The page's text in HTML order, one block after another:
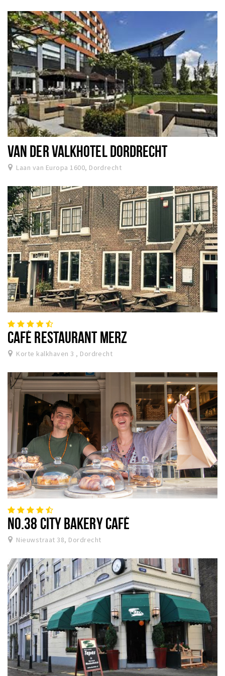
VAN DER VALKHOTEL DORDRECHT
Laan van Europa 1600, Dordrecht
CAFÉ RESTAURANT MERZ
Korte kalkhaven 3 , Dordrecht
NO.38 CITY BAKERY CAFÉ
Nieuwstraat 38, Dordrecht